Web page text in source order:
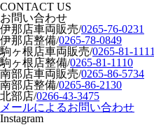
CONTACT US
お問い合わせ
伊那店車両販売/0265-76-0231
伊那店整備/0265-78-0849
駒ヶ根店車両販売/0265-81-1111
駒ヶ根店整備/0265-81-1110
南部店車両販売/0265-86-5734
南部店整備/0265-86-2130
北部店/0266-43-3475
メールによるお問い合わせ
Instagram